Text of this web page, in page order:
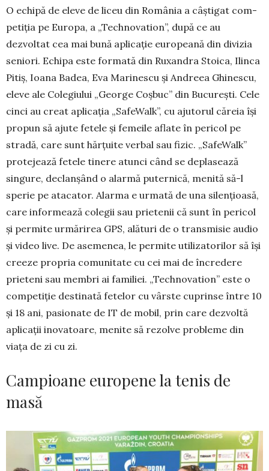
O echipă de eleve de liceu din România a câștigat com­
petiția pe Europa, a „Technovation”, după ce au
dezvoltat cea mai bună aplicație europeană din divizia
seniori. Echipa este formată din Ruxandra Stoica, Ilinca
Pitiș, Ioana Badea, Eva Marinescu și Andreea Ghinescu,
eleve ale Colegiului „George Coșbuc” din București. Cele
cinci au creat aplicația „SafeWalk”, cu ajutorul căreia își
propun să ajute fetele și femeile aflate în pericol pe
stradă, care sunt hărțuite verbal sau fizic. „SafeWalk”
protejează fetele tinere atunci când se deplasează
singure, declanșând o alarmă puternică, menită să-l
sperie pe atacator. Alarma e urmată de una silențioasă,
care informează colegii sau prietenii că sunt în pericol
și permite urmărirea GPS, alături de o transmisie audio
și video live. De asemenea, le permite utilizatorilor să își
creeze propria comunitate cu cei mai de încredere
prieteni sau membri ai familiei. „Technovation” este o
competiție des­­tinată fe­te­lor cu vârs­te cu­prinse între 10
și 18 ani, pa­sionate de IT de mobil, prin care dez­voltă
apli­cații ino­va­toa­re, menite să re­zolve probleme din
viața de zi cu zi.
Campioane europene la tenis de
masă